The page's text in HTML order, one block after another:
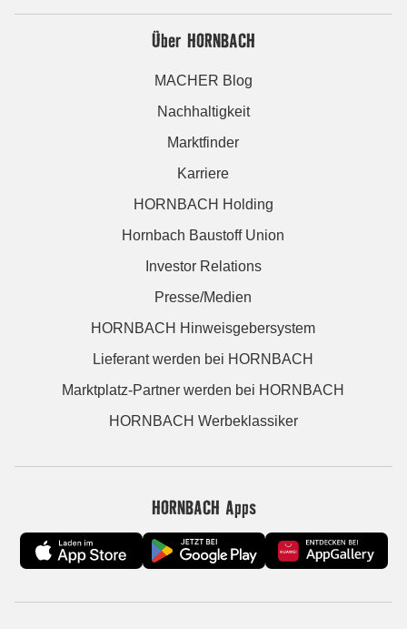
Über HORNBACH
MACHER Blog
Nachhaltigkeit
Marktfinder
Karriere
HORNBACH Holding
Hornbach Baustoff Union
Investor Relations
Presse/Medien
HORNBACH Hinweisgebersystem
Lieferant werden bei HORNBACH
Marktplatz-Partner werden bei HORNBACH
HORNBACH Werbeklassiker
HORNBACH Apps